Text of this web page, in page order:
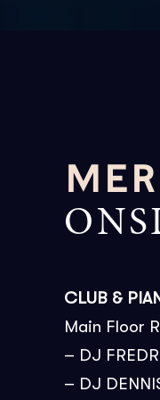
CLUB &
Main Floor
– DJ
– DJ